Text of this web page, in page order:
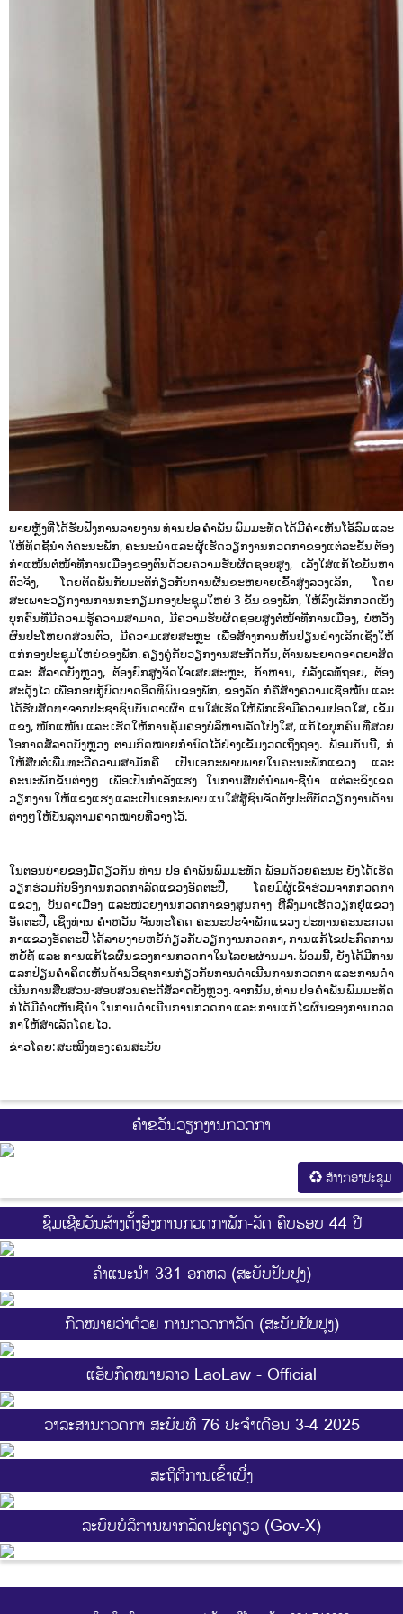
ພາຍຫຼັງທີ່ໄດ້ຮັບຟັງການລາຍງານ ທ່ານ ປອ ຄໍາພັນ ພົມມະທັດ ໄດ້ມີຄໍາເຫັນໂອ້ລົມ ແລະ
ໃຫ້ທິດຊີ້ນໍາ ຕໍ່ຄະນະພັກ, ຄະນະນໍາ ແລະ ຜູ້ເຮັດວຽກງານກວດກາຂອງແຕ່ລະຂັ້ນ ຕ້ອງ
ກຳແໜ້ນຕໍ່ໜ້າທີ່ການເມືອງຂອງຕົນດ້ວຍຄວາມຮັບຜິດຊອບສູງ, ເລັງໃສ່ແກ້ໄຂບັນຫາ
ຕົວຈິງ, ໂດຍຕິດພັນກັບມະຕິກ່ຽວກັບການຜັນຂະຫຍາຍເຂົ້າສູ່ງລວງເລິກ, ໂດຍ
ສະເພາະວຽກງານການກະກຽມກອງປະຊຸມໃຫຍ່ 3 ຂັ້ນ ຂອງພັກ, ໃຫ້ລົງເລິກກວດເບິ່ງ
ບຸກຄົນທີ່ມີຄວາມຮູ້ຄວາມສາມາດ, ມີຄວາມຮັບຜິດຊອບສູງຕໍ່ໜ້າທີ່ການເມືອງ, ບໍ່ຫວັງ
ຜົນປະໂຫຍດສ່ວນຕົວ, ມີຄວາມເສຍສະຫຼະ ເພື່ອສ້າງການຫັນປ່ຽນຢ່າງເລິກເຊິ່ງໃຫ້
ແກ່ກອງປະຊຸມໃຫຍ່ຂອງພັກ. ຄຽງຄູ່ກັບວຽກງານສະກັດກັ້ນ, ຕ້ານພະຍາດອາດຍາສິດ
ແລະ ສໍ້ລາດບັງຫຼວງ, ຕ້ອງຍົກສູງຈິດໃຈເສຍສະຫຼະ, ກ້າຫານ, ບໍ່ລັງເລທໍ້ຖອຍ, ຕ້ອງ
ສະດຸ້ງໄວ ເພື່ອກອບກູ້ບົດບາດອິດທິພົນຂອງພັກ, ຂອງລັດ ກໍ່ຄືສ້າງຄວາມເຊື່ອໝັ້ນ ແລະ
ໄດ້ຮັບສັດທາຈາກປະຊາຊົນບັນດາເຜົ່າ ແນໃສ່ເຮັດໃຫ້ພັກເຮົາມີຄວາມປອດໃສ, ເຂັ້ມ
ແຂງ, ໜັກແໜ້ນ ແລະ ເຮັດໃຫ້ການຄຸ້ມຄອງບໍລິຫານລັດໂປ່ງໃສ, ແກ້ໄຂບຸກຄົນ ທີ່ສວຍ
ໂອກາດສໍ້ລາດບັງຫຼວງ ຕາມກົດໝາຍກໍານົດໄວ້ຢ່າງເຂັ້ມງວດເຖິງຖອງ. ພ້ອມກັນນີ້, ກໍ່
ໃຫ້ສືບຕໍ່ເພີ່ມທະວີຄວາມສາມັກຄີ ເປັນເອກະພາບພາຍໃນຄະນະພັກແຂວງ ແລະ
ຄະນະພັກຂັ້ນຕ່າງໆ ເພື່ອເປັນກຳລັງແຮງ ໃນການສືບຕໍ່ນໍາພາ-ຊີ້ນໍາ ແຕ່ລະຂົງເຂດ
ວຽກງານ ໃຫ້ແຂງແຮງ ແລະ ເປັນເອກະພາບ ແນໃສ່ສູ້ຊົນຈັດຕັ້ງປະຕິບັດວຽກງານດ້ານ
ຕ່າງໆໃຫ້ບັນລຸຕາມຄາດໝາຍທີ່ວາງໄວ້.
ໃນຕອນບ່າຍຂອງມື້ດຽວກັນ ທ່ານ ປອ ຄໍາພັນພົມມະທັດ ພ້ອມດ້ວຍຄະນະ ຍັງໄດ້ເຮັດ
ວຽກຮ່ວມກັບອົງການກວດກາລັດແຂວງອັດຕະປື, ໂດຍມີຜູ້ເຂົ້າຮ່ວມຈາກກວດກາ
ແຂວງ, ບັນດາເມືອງ ແລະໜ່ວຍງານກວດກາຂອງສູນກາງ ທີ່ລົງມາເຮັດວຽກຢູ່ແຂວງ
ອັດຕະປື, ເຊິ່ງທ່ານ ຄໍາຫວັນ ຈັນທະໂຄດ ຄະນະປະຈໍາພັກແຂວງ ປະທານຄະນະກວດ
ກາແຂວງອັດຕະປື ໄດ້ລາຍງາຍຫຍໍ້ກ່ຽວກັບວຽກງານກວດກາ, ການແກ້ໄຂປະກົດການ
ຫຍໍ້ທໍ້ ແລະ ການແກ້ໄຂຜົນຂອງການກວດກາໃນໄລຍະຜ່ານມາ. ພ້ອມນີ້, ຍັງໄດ້ມີການ
ແລກປ່ຽນຄໍາຄິດເຫັນດ້ານວິຊາການກ່ຽວກັບການດໍາເນີນການກວດກາ ແລະ ການດໍາ
ເນີນການສືບສວນ-ສອບສວນຄະດີສໍ້ລາດບັງຫຼວງ. ຈາກນັ້ນ, ທ່ານ ປອ ຄຳພັນ ພົມມະທັດ
ກໍ່ໄດ້ມີຄໍາເຫັນຊີ້ນໍາ ໃນການດໍາເນີນການກວດກາ ແລະ ການແກ້ໄຂຜົນຂອງການກວດ
ກາໃຫ້ສໍາເລັດໂດຍໄວ.
ຂ່າວໂດຍ: ສະໝິງທອງ ເຄນສະບັບ
ຄຳຂວັນວຽກງານກວດກາ
ສ້າງກອງປະຊູມ
ຊົມເຊີຍວັນສ້າງຕັ້ງອົງການກວດກາພັກ-ລັດ ຄົບຮອບ 44 ປີ
ຄຳແນະນຳ 331 ອກຫລ (ສະບັບປັບປຸງ)
ກົດໝາຍວ່າດ້ວຍ ການກວດກາລັດ (ສະບັບປັບປຸງ)
ແອັບກົດໝາຍລາວ LaoLaw - Official
ວາລະສານກວດກາ ສະບັບທີ 76 ປະຈຳເດືອນ 3-4 2025
ສະ​ຖິ​ຕີການ​ເຂົ້າ​ເບີ່ງ
ລະບົບບໍລິການພາກລັດປະຕູດຽວ (Gov-X)